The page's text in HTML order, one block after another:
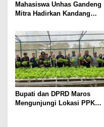
Mahasiswa Unhas Gandeng
Mitra Hadirkan Kandang
Deceng
Bupati dan DPRD Maros
Mengunjungi Lokasi PPK